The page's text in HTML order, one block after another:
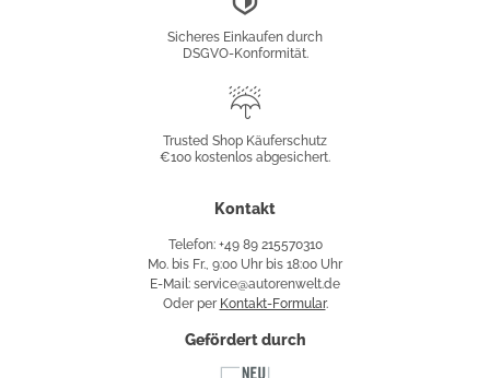
Sicheres Einkaufen durch
DSGVO-Konformität.
Käuferschutz
Trusted Shop Käuferschutz
€100 kostenlos abgesichert.
Kontakt
Telefon: +49 89 215570310
Mo. bis Fr., 9:00 Uhr bis 18:00 Uhr
E-Mail: service@autorenwelt.de
Oder per Kontakt-Formular.
Gefördert durch